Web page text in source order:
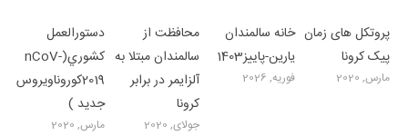
دستورالعمل
كشوري(nCoV-
2019كوروناويروس
جديد )
مارس, 2020
محافظت از
سالمندان مبتلا به
آلزایمر در برابر
کرونا
جولای, 2020
خانه سالمندان
یارین-پاییز1403
فوریه, 2026
پروتکل های زمان
پیک کرونا
مارس, 2020